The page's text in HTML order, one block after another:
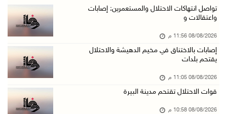
مستعمرون يهاجمون قرية أبو فلاح
مستعمرون يقتحمون بلدة بيت عور التحتا وقرية جل ...
08/آب/2026 06:39 م
تواصل انتهاكات الاحتلال والمستعمرين: إصابات
واعتقالات و
08/08/2026 11:56 م
إصابات بالاختناق في مخيم الدهيشة والاحتلال
يقتحم بلدات
08/08/2026 11:05 م
قوات الاحتلال تقتحم مدينة البيرة
08/08/2026 10:58 م